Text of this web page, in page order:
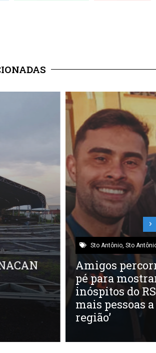
Sto Antônio,Sto Antônio – Geral
percorreram 300 km a
para mostrar lugares
do RS: ‘Que inspire
mais pessoas a conhecer essa